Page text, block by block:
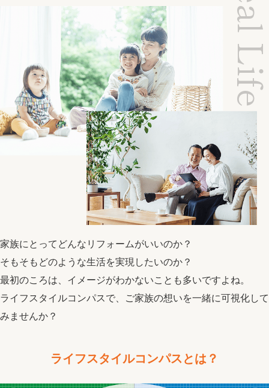
家族にとってどんなリフォームがいいのか？
そもそもどのような生活を実現したいのか？
最初のころは、イメージがわかないことも多いですよね。
ライフスタイルコンパスで、ご家族の想いを一緒に可視化して
みませんか？
ライフスタイルコンパスとは？